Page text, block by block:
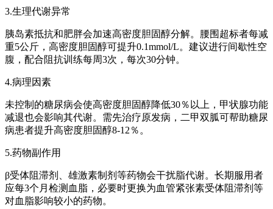
3.生理代谢异常
胰岛素抵抗和肥胖会加速高密度胆固醇分解。腰围超标者每减
重5公斤，高密度胆固醇可提升0.1mmol/L。建议进行间歇性空
腹，配合阻抗训练每周3次，每次30分钟。
4.病理因素
未控制的糖尿病会使高密度胆固醇降低30％以上，甲状腺功能
减退也会影响其代谢。需先治疗原发病，二甲双胍可帮助糖尿
病患者提升高密度胆固醇8-12％。
5.药物副作用
β受体阻滞剂、雄激素制剂等药物会干扰脂代谢。长期服用者
应每3个月检测血脂，必要时更换为血管紧张素受体阻滞剂等
对血脂影响较小的药物。